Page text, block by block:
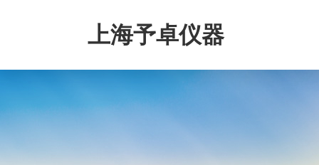
上海予卓仪器